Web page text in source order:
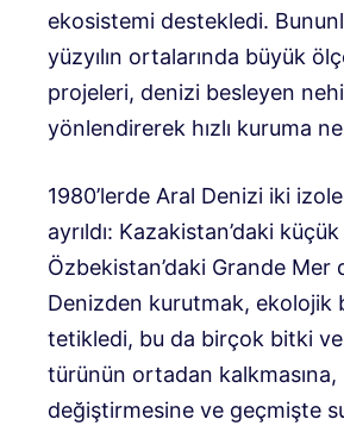
ekosistemi destekledi.
yüzyılın ortalarında büyük
projeleri, denizi besleyen
yönlendirerek hızlı kuruma
1980’lerde Aral Denizi iki
ayrıldı: Kazakistan’daki
Özbekistan’daki Grande Mer
Denizden kurutmak, ekolojik
tetikledi, bu da birçok bitki
türünün ortadan
değiştirmesine ve geçmişte